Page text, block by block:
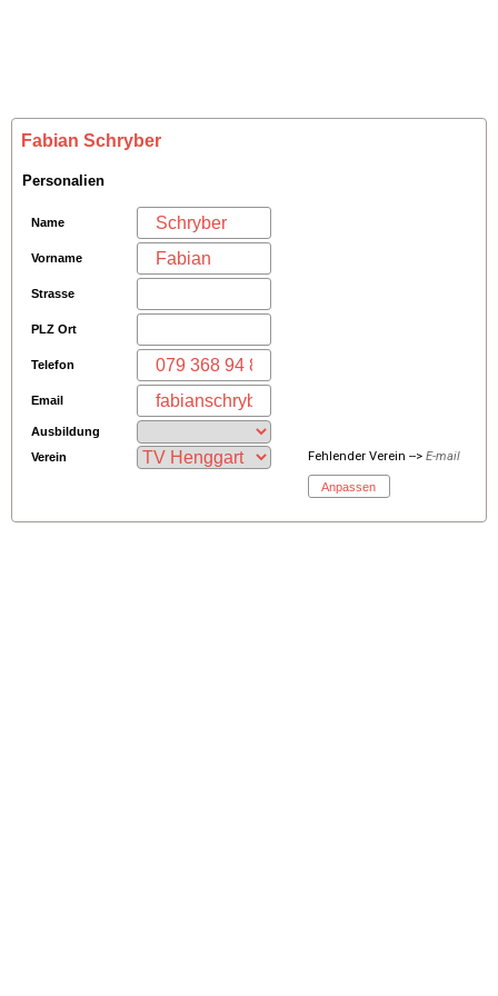
Fabian Schryber
Personalien
Name
Vorname
Strasse
PLZ Ort
Telefon
Email
Ausbildung
Verein
Fehlender Verein -->E-mail